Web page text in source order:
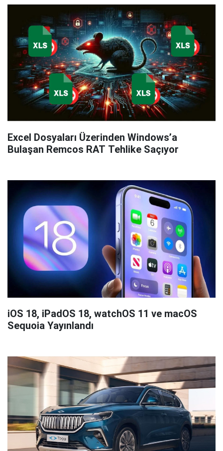
Excel Dosyaları Üzerinden Windows’a
Bulaşan Remcos RAT Tehlike Saçıyor
iOS 18, iPadOS 18, watchOS 11 ve macOS
Sequoia Yayınlandı